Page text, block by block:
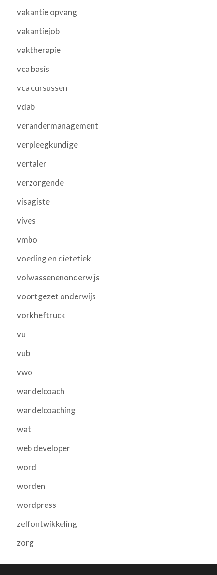
vakantie opvang
vakantiejob
vaktherapie
vca basis
vca cursussen
vdab
verandermanagement
verpleegkundige
vertaler
verzorgende
visagiste
vives
vmbo
voeding en dietetiek
volwassenenonderwijs
voortgezet onderwijs
vorkheftruck
vu
vub
vwo
wandelcoach
wandelcoaching
wat
web developer
word
worden
wordpress
zelfontwikkeling
zorg